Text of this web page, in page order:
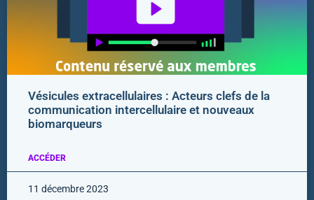
Vésicules extracellulaires : Acteurs clefs de la
communication intercellulaire et nouveaux
biomarqueurs
ACCÉDER
11 décembre 2023